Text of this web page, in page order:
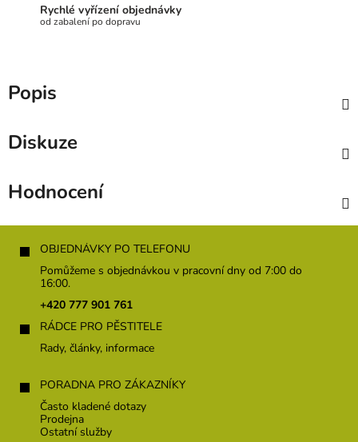
Rychlé vyřízení objednávky
od zabalení po dopravu
Popis
Diskuze
Hodnocení
OBJEDNÁVKY PO TELEFONU
Pomůžeme s objednávkou v pracovní dny od 7:00 do
16:00.
+420 777 901 761
RÁDCE PRO PĚSTITELE
Rady, články, informace
PORADNA PRO ZÁKAZNÍKY
Často kladené dotazy
Prodejna
Ostatní služby